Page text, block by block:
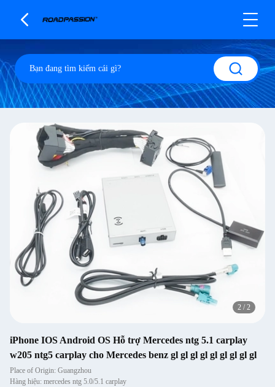
2 / 2
iPhone IOS Android OS Hỗ trợ Mercedes ntg 5.1 carplay
w205 ntg5 carplay cho Mercedes benz gl gl gl gl gl gl gl gl gl
Place of Origin: Guangzhou
Hàng hiệu: mercedes ntg 5.0/5.1 carplay